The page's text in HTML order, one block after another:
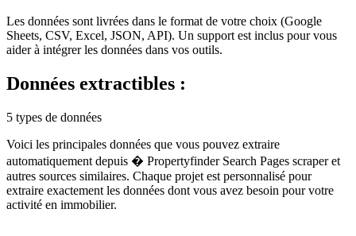
Les données sont livrées dans le format de votre choix (Google
Sheets, CSV, Excel, JSON, API). Un support est inclus pour vous
aider à intégrer les données dans vos outils.
Données extractibles :
5 types de données
Voici les principales données que vous pouvez extraire
automatiquement depuis � Propertyfinder Search Pages scraperet
autres sources similaires. Chaque projet est personnalisé pour
extraire exactement les données dont vous avez besoin pour votre
activité en immobilier.